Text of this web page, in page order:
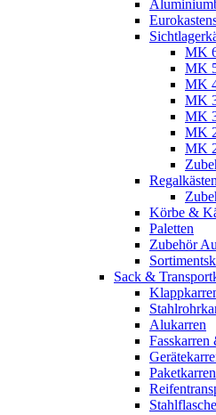
MK
MK
MK
MK
MK
MK
MK
Regalkästen
Körbe &
Paletten
Zubehör
Sack &
Alukarren
Fasskarren
Paketkarren